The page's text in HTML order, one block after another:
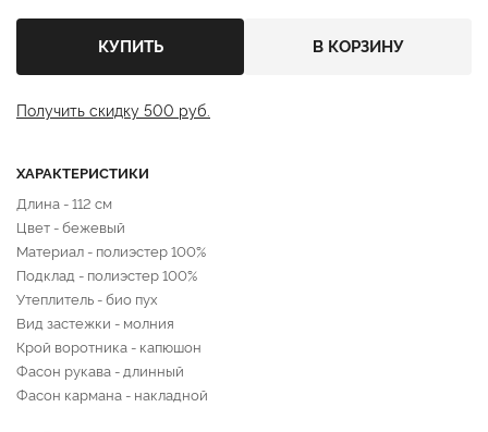
КУПИТЬ В КОРЗИНУ
Получить скидку 500 руб.
ХАРАКТЕРИСТИКИ
Длина - 112 cм
Цвет - бежевый
Материал - полиэстер 100%
Подклад - полиэстер 100%
Утеплитель - био пух
Вид застежки - молния
Крой воротника - капюшон
Фасон рукава - длинный
Фасон кармана - накладной